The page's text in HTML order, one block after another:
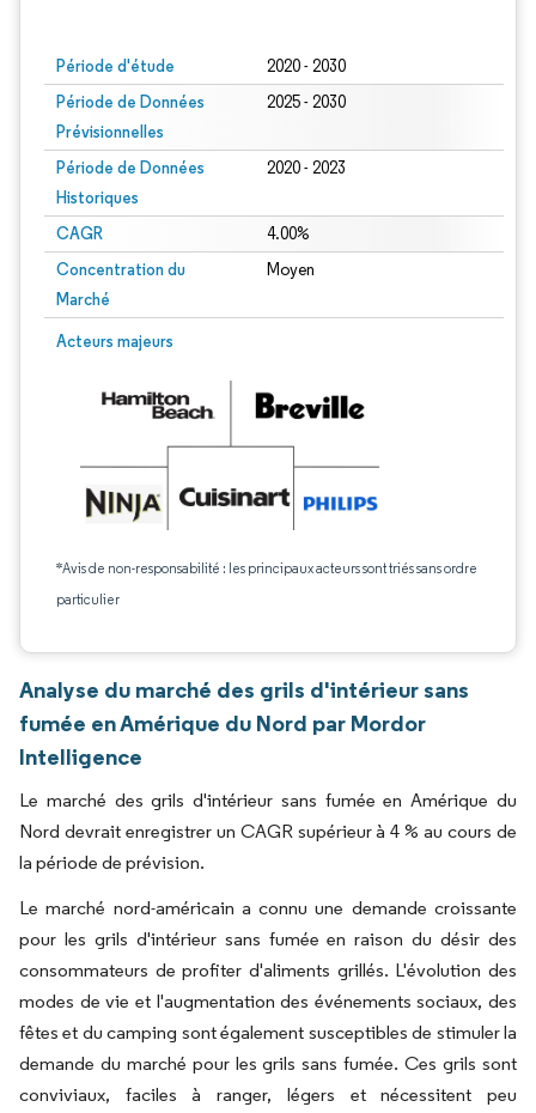
Période d'étude 2020 - 2030
Période de Données
Prévisionnelles
2025 - 2030
Période de Données
Historiques
2020 - 2023
CAGR 4.00%
Concentration du
Marché
Moyen
Acteurs majeurs
*Avis de non-responsabilité : les principaux acteurs sont triés sans ordre
particulier
Analyse du marché des grils d'intérieur sans
fumée en Amérique du Nord par Mordor
Intelligence
Le marché des grils d'intérieur sans fumée en Amérique du
Nord devrait enregistrer un CAGR supérieur à 4 % au cours de
la période de prévision.
Le marché nord-américain a connu une demande croissante
pour les grils d'intérieur sans fumée en raison du désir des
consommateurs de profiter d'aliments grillés. L'évolution des
modes de vie et l'augmentation des événements sociaux, des
fêtes et du camping sont également susceptibles de stimuler la
demande du marché pour les grils sans fumée. Ces grils sont
conviviaux, faciles à ranger, légers et nécessitent peu